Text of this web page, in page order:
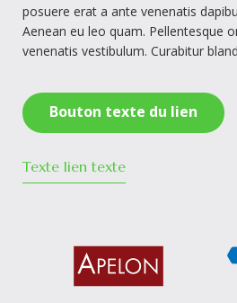
posuere erat a ante venenatis
Aenean eu leo quam. Pellentesque
venenatis vestibulum. Curabitur
Bouton texte du lien
Texte lien texte